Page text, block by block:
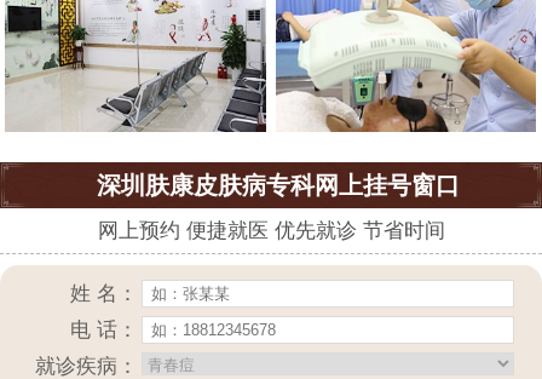
深圳肤康皮肤病专科网上挂号窗口
网上预约 便捷就医 优先就诊 节省时间
姓 名：
电 话：
就诊疾病：